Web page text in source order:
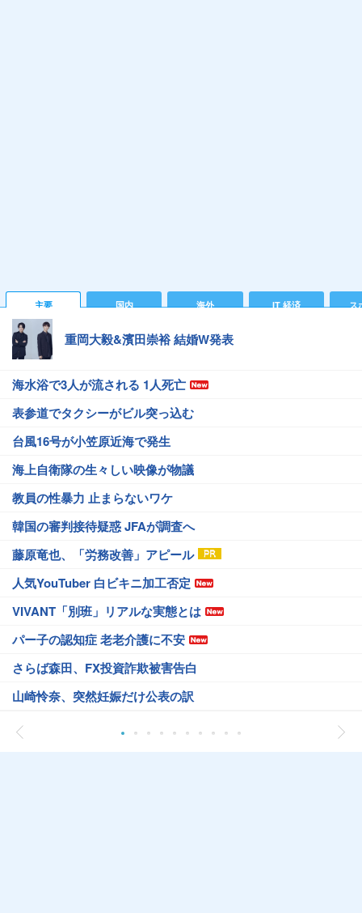
主要 国内 海外 IT 経済 ス
重岡大毅&濱田崇裕 結婚W発表
海水浴で3人が流される 1人死亡
表参道でタクシーがビル突っ込む
台風16号が小笠原近海で発生
海上自衛隊の生々しい映像が物議
教員の性暴力 止まらないワケ
韓国の審判接待疑惑 JFAが調査へ
藤原竜也、「労務改善」アピール
人気YouTuber 白ビキニ加工否定
VIVANT「別班」リアルな実態とは
パー子の認知症 老老介護に不安
さらば森田、FX投資詐欺被害告白
山崎怜奈、突然妊娠だけ公表の訳